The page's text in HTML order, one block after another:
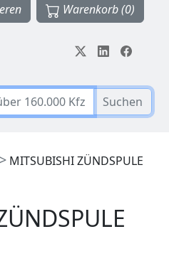
Warenkorb (0)
Suchen
> MITSUBISHI ZÜNDSPULE